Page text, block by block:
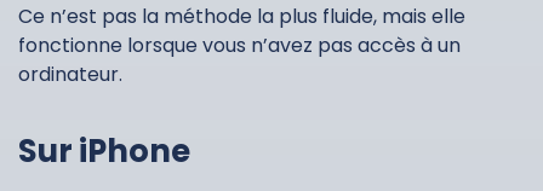
Ce n’est pas la méthode la plus fluide, mais elle
fonctionne lorsque vous n’avez pas accès à un
ordinateur.
Sur iPhone